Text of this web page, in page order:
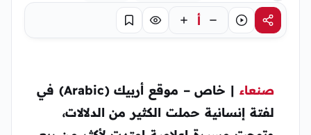
مشاركةاستماع أ تركيز حفظ
صنعاء | خاص – موقع أربيك (Arabic)
في
لفتة إنسانية حملت الكثير من الدلالات،